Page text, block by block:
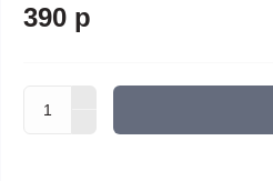
390 р